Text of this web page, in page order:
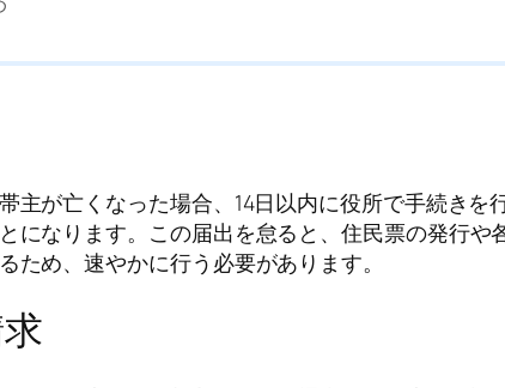
主が亡くなった場合、14日以内に役所で手続き
になります。この届出を怠ると、住民票の発行や
め、速やかに行う必要があります。